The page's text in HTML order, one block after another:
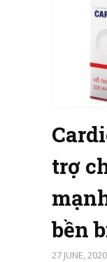
trợ
bền
27 JUNE, 2020